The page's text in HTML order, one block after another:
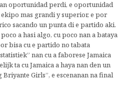
oportunidad perdi, e oportunidad
ekipo mas grandi y superior, e por
sacando un punta di e partido aki.
a hasi algo, cu poco nan a bataya
bisa cu e partido no tabata
nan cu a faborese Jamaica
ta cu Jamaica a haya nan den un
Briyante Girls”, e escenanan na final